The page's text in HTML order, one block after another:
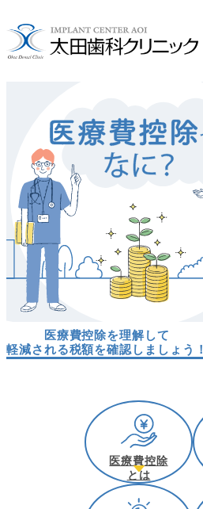
医療費控除を理解して
軽減される税額を確認しましょう！
医療費控除
とは